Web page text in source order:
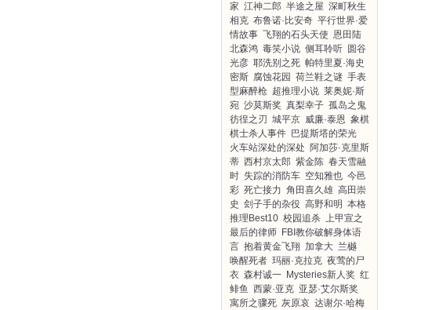
家 江神二郎 半途之屋 深町秋生
相克 布鲁诺·比安奇 平行世界·爱
情故事 飞翔的石头天使 恩田陆
北森鸿 毒笑小说 侧耳聆听 圆谷
光彦 耶洗别之死 帕特里夏·海史
密斯 腐蚀花园 荷兰鞋之谜 手表
型麻醉枪 超推理小说 莱奥妮·斯
宛 沙莫斯奖 真梨幸子 孤岛之鬼
彷徨之刃 城平京 威廉·泰恩 象棋
棋士杀人事件 巴提斯塔的荣光
火车站深处的深处 阿加莎·克里斯
蒂 西村京太郎 紫金陈 春天雪融
时 失踪的消防车 空知雅也 今邑
彩 死亡接力 角田喜久雄 高田崇
史 刽子手的杂役 高野和明 本格
推理Best10 校园追杀 上甲宣之
最后的律师 FBI教你破解身体语
言 抱着黄金飞翔 加拿大 兰樾
唤醒死者 玛丽·克拉克 夜莺的尸
衣 森村诚一 Mysteries新人奖 红
鲱鱼 西蒙·亚克 亚瑟·艾尔斯奖
寓所之骤死 灰原哀 达谢尔·哈梅